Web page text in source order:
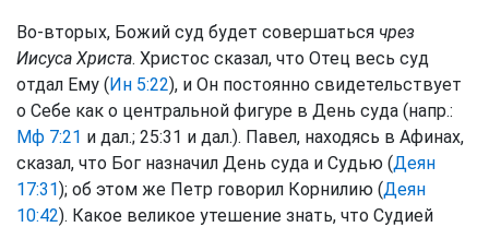
Во-вторых, Божий суд будет совершаться чрез
Иисуса Христа. Христос сказал, что Отец весь суд
отдал Ему (Ин 5:22), и Он постоянно свидетельствует
о Себе как о центральной фигуре в День суда (напр.:
Мф 7:21 и дал.; 25:31 и дал.). Павел, находясь в Афинах,
сказал, что Бог назначил День суда и Судью (Деян
17:31); об этом же Петр говорил Корнилию (Деян
10:42). Какое великое утешение знать, что Судией